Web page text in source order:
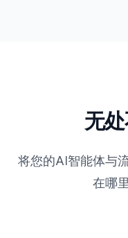
无
将您的AI智能体与
在哪